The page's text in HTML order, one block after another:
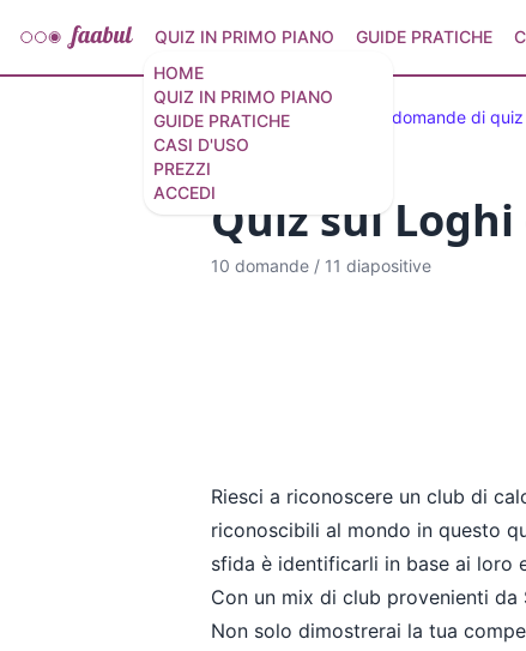
HOME
QUIZ IN PRIMO PIANO
GUIDE PRATICHE
CASI D'USO
PREZZI
ACCEDI
QUIZ IN PRIMO PIANO GUIDE PRATICHE
Quiz selezionati 33 domande di
Quiz sui
10 domande / 11 diapositive
Riesci a riconoscere un club di
riconoscibili al mondo in questo
sfida è identificarli in base ai loro
Con un mix di club provenienti da
Non solo dimostrerai la tua